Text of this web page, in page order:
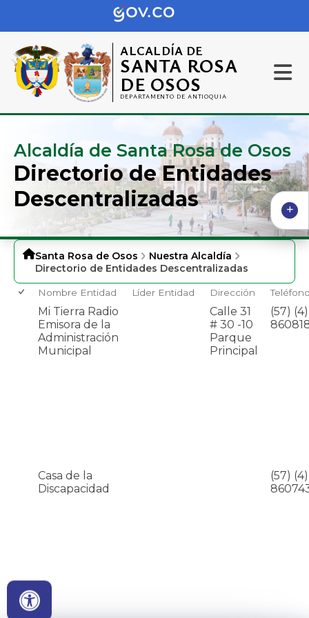
ALCALDÍA DE
SANTA ROSA
DE OSOS
DEPARTAMENTO DE ANTIOQUIA
Alcaldía de Santa Rosa de Osos
Directorio de Entidades
Descentralizadas
Santa Rosa de Osos
Nuestra Alcaldía
Directorio de Entidades Descentralizadas
Nombre Entidad Líder Entidad Dirección
Mi Tierra Radio
Emisora de la
Administración
Municipal
Calle 31
# 30 -10
Parque
Principal
(57) (4)
Casa de la
Discapacidad
(57) (4)